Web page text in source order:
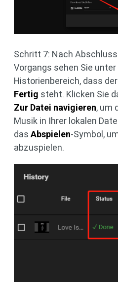
Schritt 7: Nach
Vorgangs sehen Sie
Historienbereich, dass
Fertig steht. Klicken Sie
Zur Datei navigieren, um
Musik in Ihrer lokalen
das Abspielen-Symbol,
abzuspielen.